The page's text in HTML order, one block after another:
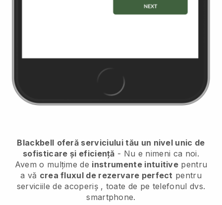
Blackbell oferă serviciului tău un nivel unic de
sofisticare și eficiență - Nu e nimeni ca noi.
Avem o mulțime de instrumente intuitive pentru
a vă crea fluxul de rezervare perfect pentru
serviciile de acoperiș, toate de pe telefonul dvs.
smartphone.